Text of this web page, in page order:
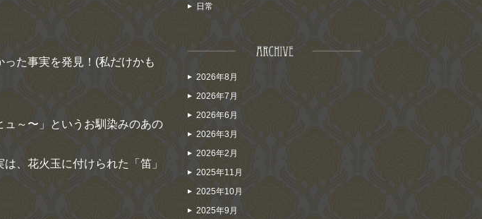
た事実を発見！(私だけかも
ュ～〜」
というお馴染みのあの
、花火玉に付けられた「笛」
日常
2026年8月
2026年7月
2026年6月
2026年3月
2026年2月
2025年11月
2025年10月
2025年9月